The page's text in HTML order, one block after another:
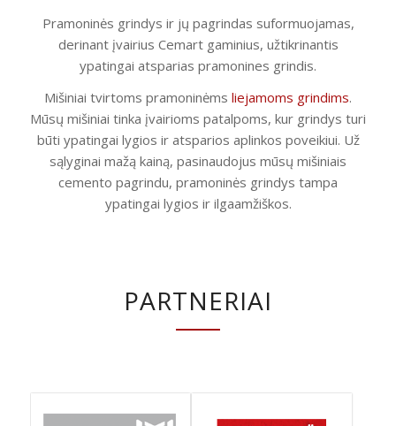
Pramoninės grindys ir jų pagrindas suformuojamas,
derinant įvairius Cemart gaminius, užtikrinantis
ypatingai atsparias pramonines grindis.
Mišiniai tvirtoms pramoninėms liejamoms grindims.
Mūsų mišiniai tinka įvairioms patalpoms, kur grindys turi
būti ypatingai lygios ir atsparios aplinkos poveikiui. Už
sąlyginai mažą kainą, pasinaudojus mūsų mišiniais
cemento pagrindu, pramoninės grindys tampa
ypatingai lygios ir ilgaamžiškos.
PARTNERIAI